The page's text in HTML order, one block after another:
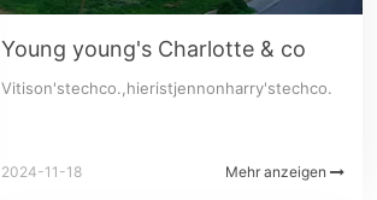
Young young's Charlotte & co
Vitison'stechco.,hieristjennonharry'stechco.
Mehr anzeigen
2024-11-18